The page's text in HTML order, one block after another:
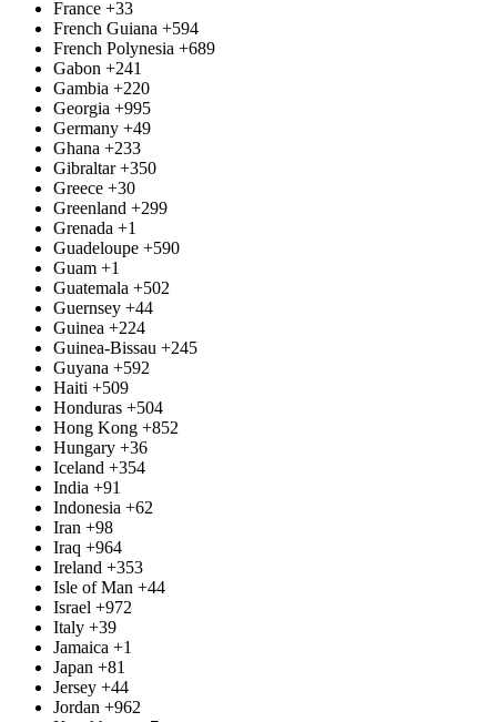
France +33
French Guiana +594
French Polynesia +689
Gabon +241
Gambia +220
Georgia +995
Germany +49
Ghana +233
Gibraltar +350
Greece +30
Greenland +299
Grenada +1
Guadeloupe +590
Guam +1
Guatemala +502
Guernsey +44
Guinea +224
Guinea-Bissau +245
Guyana +592
Haiti +509
Honduras +504
Hong Kong +852
Hungary +36
Iceland +354
India +91
Indonesia +62
Iran +98
Iraq +964
Ireland +353
Isle of Man +44
Israel +972
Italy +39
Jamaica +1
Japan +81
Jersey +44
Jordan +962